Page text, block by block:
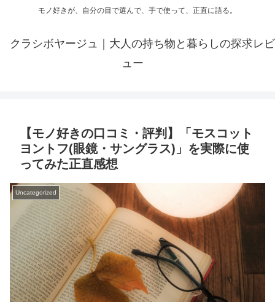
モノ好きが、自分の目で選んで、手で使って、正直に語る。
クラシボヤージュ｜大人の持ち物と暮らしの探求レビ
ュー
【モノ好きの口コミ・評判】「モスコット
ヨントフ(眼鏡・サングラス)」を実際に使
ってみた正直感想
Uncategorized